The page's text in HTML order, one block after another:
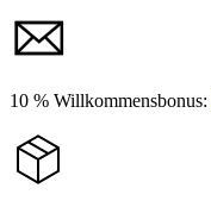
10 % Willkommensbonus: